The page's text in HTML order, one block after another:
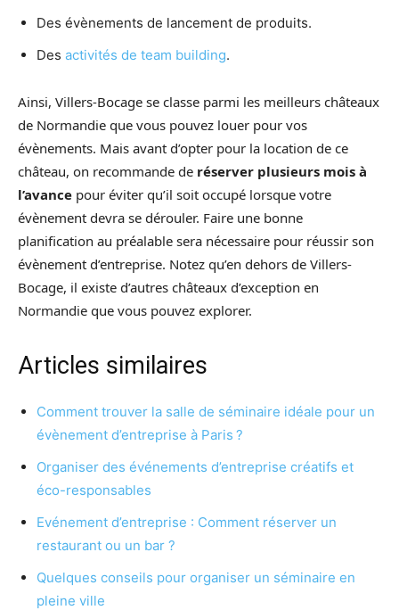
Des évènements de lancement de produits.
Des activités de team building.
Ainsi, Villers-Bocage se classe parmi les meilleurs châteaux
de Normandie que vous pouvez louer pour vos
évènements. Mais avant d’opter pour la location de ce
château, on recommande de réserver plusieurs mois à
l’avance pour éviter qu’il soit occupé lorsque votre
évènement devra se dérouler. Faire une bonne
planification au préalable sera nécessaire pour réussir son
évènement d’entreprise. Notez qu’en dehors de Villers-
Bocage, il existe d’autres châteaux d’exception en
Normandie que vous pouvez explorer.
Articles similaires
Comment trouver la salle de séminaire idéale pour un
évènement d’entreprise à Paris ?
Organiser des événements d’entreprise créatifs et
éco-responsables
Evénement d’entreprise : Comment réserver un
restaurant ou un bar ?
Quelques conseils pour organiser un séminaire en
pleine ville